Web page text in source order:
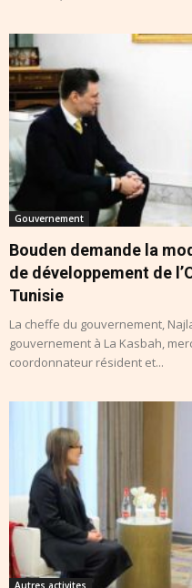
Gouvernement
Bouden demande la
de développement de
Tunisie
La cheffe du gouvernement,
gouvernement à La Kasbah,
coordonnateur résident et...
Autres activites